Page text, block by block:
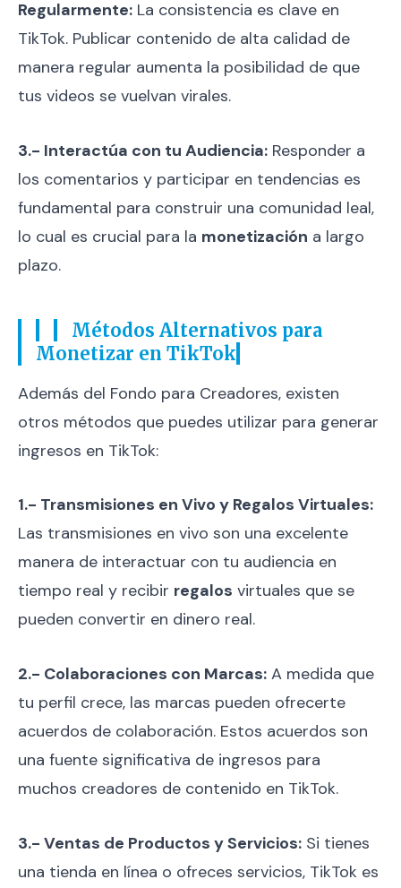
Regularmente: La consistencia es clave en
TikTok. Publicar contenido de alta calidad de
manera regular aumenta la posibilidad de que
tus videos se vuelvan virales.
3.- Interactúa con tu Audiencia: Responder a
los comentarios y participar en tendencias es
fundamental para construir una comunidad leal,
lo cual es crucial para la monetización a largo
plazo.
Métodos Alternativos para
Monetizar en TikTok
Además del Fondo para Creadores, existen
otros métodos que puedes utilizar para generar
ingresos en TikTok:
1.- Transmisiones en Vivo y Regalos Virtuales:
Las transmisiones en vivo son una excelente
manera de interactuar con tu audiencia en
tiempo real y recibir regalos virtuales que se
pueden convertir en dinero real.
2.- Colaboraciones con Marcas: A medida que
tu perfil crece, las marcas pueden ofrecerte
acuerdos de colaboración. Estos acuerdos son
una fuente significativa de ingresos para
muchos creadores de contenido en TikTok.
3.- Ventas de Productos y Servicios: Si tienes
una tienda en línea o ofreces servicios, TikTok es